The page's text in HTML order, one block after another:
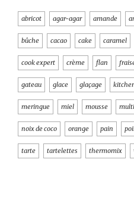
abricot agar-agar amande
bûche cacao cake caramel
cook expert crème flan
gateau glace glaçage
meringue miel mousse
noix de coco orange pain
tarte tartelettes thermomix